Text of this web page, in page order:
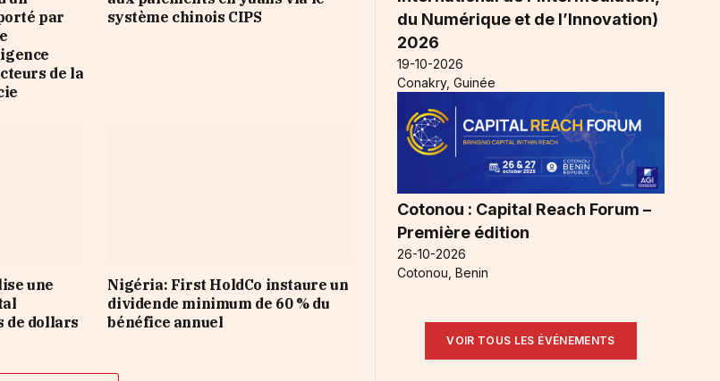
par
de la
système chinois CIPS
une
de dollars
Nigéria: First HoldCo instaure un
dividende minimum de 60 % du
bénéfice annuel
du Numérique et de l’Innovation)
2026
19-10-2026
Conakry, Guinée
Cotonou : Capital Reach Forum –
Première édition
26-10-2026
Cotonou, Benin
VOIR TOUS LES ÉVÉNEMENTS